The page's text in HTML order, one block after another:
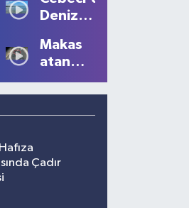
Yaralı!
Büyüledi:
Kartpostallık
Manzaralar
Oluştu
Deniz
Tüm
Güzelliğiyle
Devam
Makas
atan
10 bin
lira ceza
Çadır